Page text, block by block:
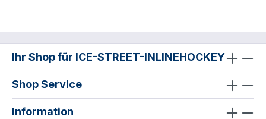
Ihr Shop für ICE-STREET-INLINEHOCKEY
Shop Service
Information